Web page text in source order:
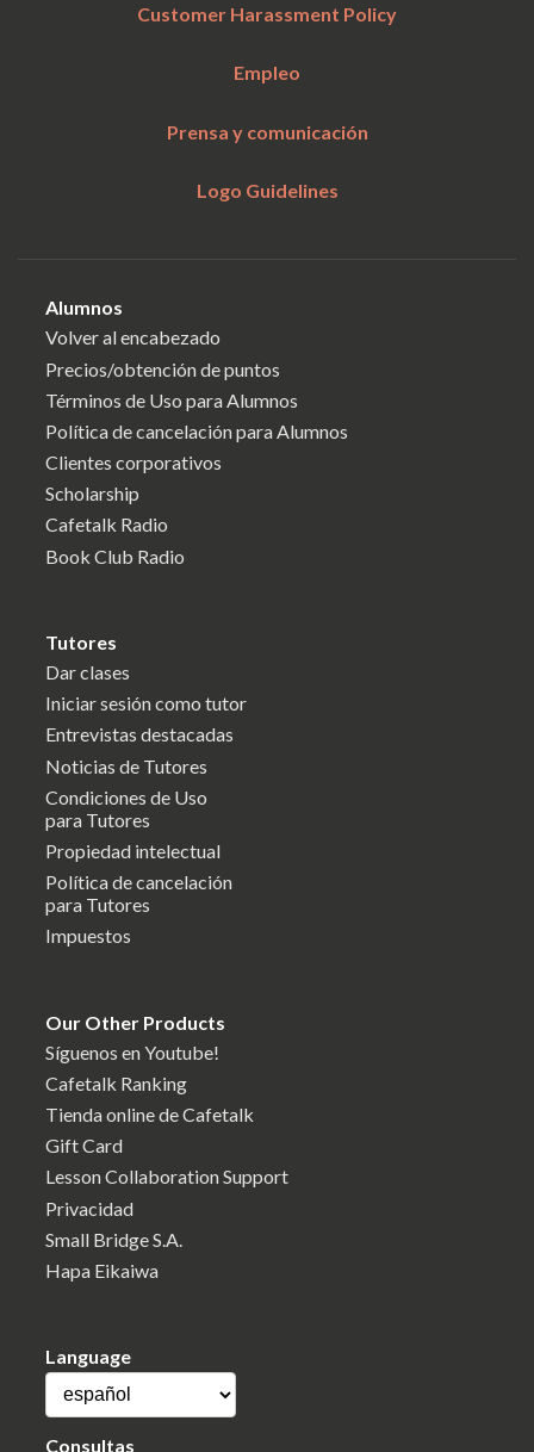
Customer Harassment Policy
Empleo
Prensa y comunicación
Logo Guidelines
Alumnos
Volver al encabezado
Precios/obtención de puntos
Términos de Uso para Alumnos
Política de cancelación para Alumnos
Clientes corporativos
Scholarship
Cafetalk Radio
Book Club Radio
Tutores
Dar clases
Iniciar sesión como tutor
Entrevistas destacadas
Noticias de Tutores
Condiciones de Uso
para Tutores
Propiedad intelectual
Política de cancelación
para Tutores
Impuestos
Our Other Products
Síguenos en Youtube!
Cafetalk Ranking
Tienda online de Cafetalk
Gift Card
Lesson Collaboration Support
Privacidad
Small Bridge S.A.
Hapa Eikaiwa
Language
Consultas